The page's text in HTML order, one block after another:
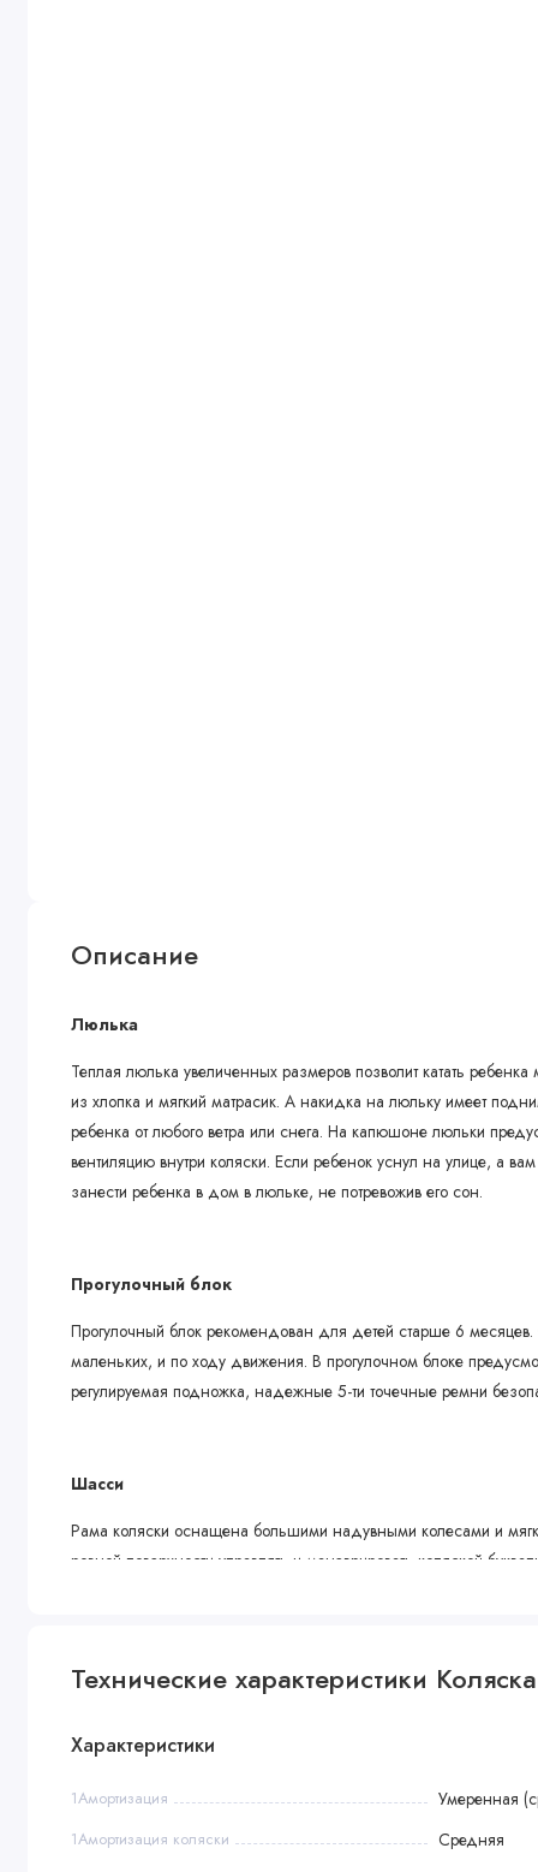
Описание
Люлька
Теплая люлька увеличенных размеров позволит катать
из хлопка и мягкий матрасик. А накидка на люльку имеет
ребенка от любого ветра или снега. На капюшоне люльки
вентиляцию внутри коляски. Если ребенок уснул на улице, а
занести ребенка в дом в люльке, не потревожив его сон.
Прогулочный блок
Прогулочный блок рекомендован для детей старше 6
маленьких, и по ходу движения. В прогулочном блоке
регулируемая подножка, надежные 5-ти точечные ремни
Шасси
Рама коляски оснащена большими надувными колесами и
ровной поверхности управлять и маневрировать коляской
Автокресло
возраста перевозить ребенка в машине безопасно и
поверхности как шезлонг или качалку (за счет закругленного
Технические характеристики
Характеристики
1Амортизация Умеренная
1Амортизация коляски Средняя